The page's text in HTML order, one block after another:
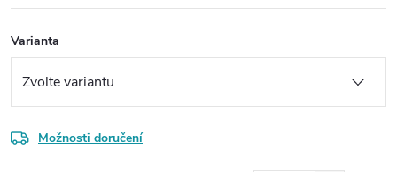
Varianta
Možnosti doručení